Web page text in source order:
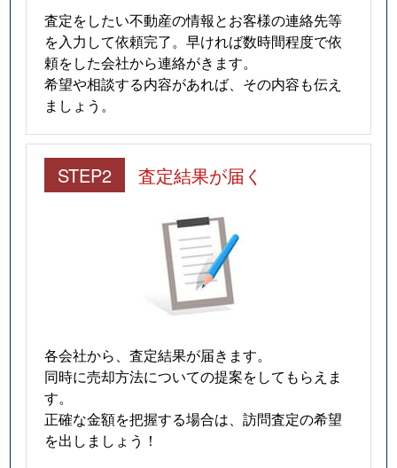
査定をしたい不動産の情報とお客様の連絡先等
を入力して依頼完了。早ければ数時間程度で依
頼をした会社から連絡がきます。
希望や相談する内容があれば、その内容も伝え
ましょう。
STEP2 査定結果が届く
各会社から、査定結果が届きます。
同時に売却方法についての提案をしてもらえま
す。
正確な金額を把握する場合は、訪問査定の希望
を出しましょう！